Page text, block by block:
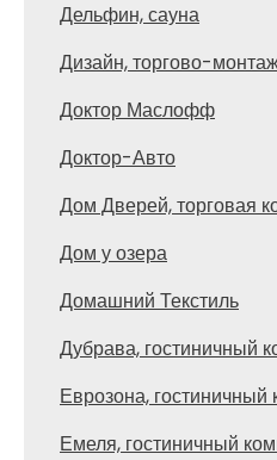
Дельфин, сауна
Дизайн, торгово-
Доктор Маслофф
Доктор-Авто
Дом Дверей, торговая
Дом у озера
Домашний Текстиль
Дубрава, гостиничный
Еврозона, гостиничный
Емеля, гостиничный